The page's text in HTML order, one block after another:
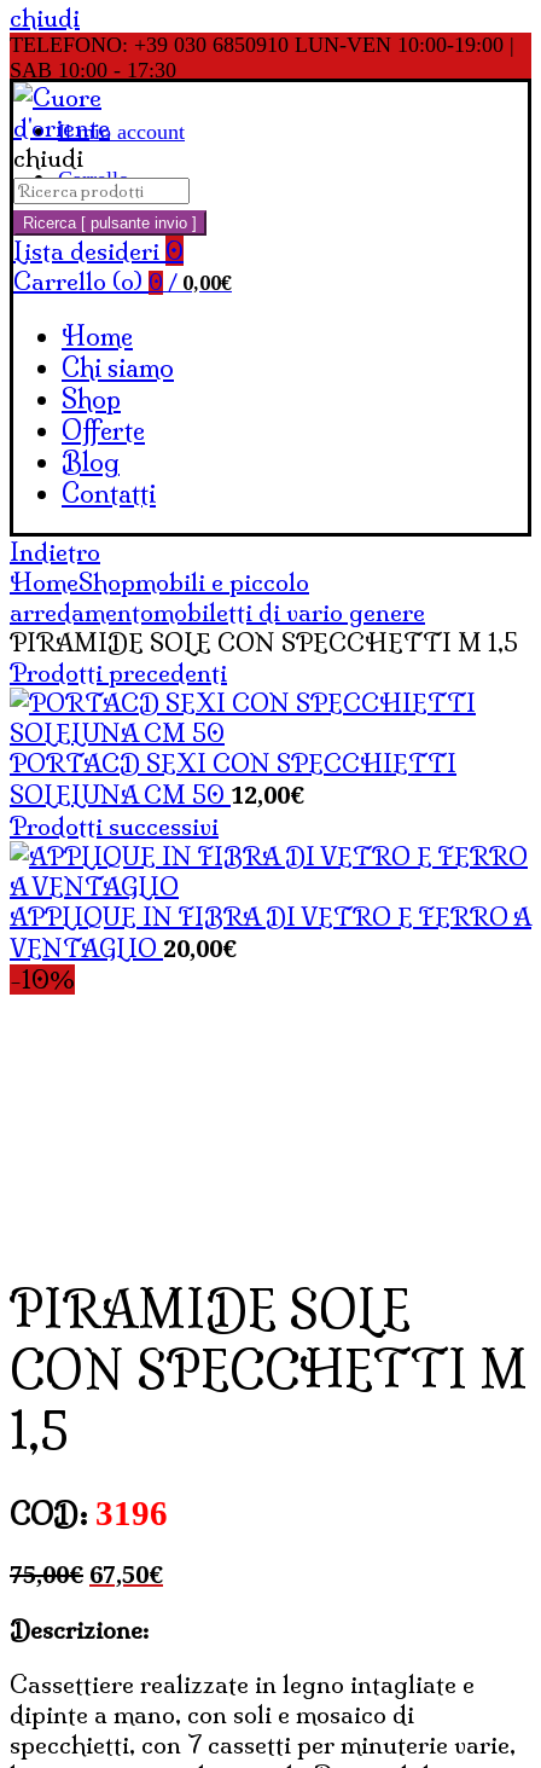
chiudi
TELEFONO: +39 030 6850910 LUN-VEN 10:00-19:00 |
SAB 10:00 - 17:30
Il mio account
Carrello
chiudi
Cerca:
Ricerca [ pulsante invio ]
Lista desideri 0
Carrello (o) 0 / 0,00€
Home
Chi siamo
Shop
Offerte
Blog
Contatti
Indietro
HomeShopmobili e piccolo
arredamentomobiletti di vario genere
PIRAMIDE SOLE CON SPECCHETTI M 1,5
Prodotti precedenti
PORTACD SEXI CON SPECCHIETTI
SOLELUNA CM 50 12,00€
Prodotti successivi
APPLIQUE IN FIBRA DI VETRO E FERRO A
VENTAGLIO 20,00€
-10%
PIRAMIDE SOLE
CON SPECCHETTI M
1,5
COD: 3196
75,00€ Il
originale
75,00€.
67,50€Il
67,50€.
Descrizione:
Cassettiere realizzate in legno intagliate e
dipinte a mano, con soli e mosaico di
specchietti, con 7 cassetti per minuterie varie,